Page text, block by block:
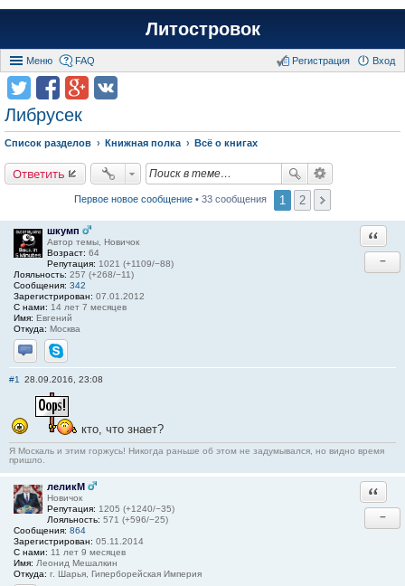
Литостровок
Меню FAQ Вход
Регистрация
Либрусек
Список разделов Книжная полка Всё о книгах
Ответить
Первое новое сообщение • 33 сообщения 1 2
шкумп
Автор темы, Новичок
Возраст: 64
Репутация: 1021 (+1109/−88)
Лояльность: 257 (+268/−11)
Сообщения: 342
Зарегистрирован: 07.01.2012
С нами: 14 лет 7 месяцев
Имя: Евгений
Откуда: Москва
Отправить личное сообщение
Skype
−
#1 28.09.2016, 23:08
кто, что знает?
Я Москаль и этим горжусь! Никогда раньше об этом не задумывался, но видно время
пришло.
леликМ
Новичок
Репутация: 1205 (+1240/−35)
Лояльность: 571 (+596/−25)
Сообщения: 864
Зарегистрирован: 05.11.2014
С нами: 11 лет 9 месяцев
Имя: Леонид Мешалкин
Откуда: г. Шарья, Гиперборейская Империя
−